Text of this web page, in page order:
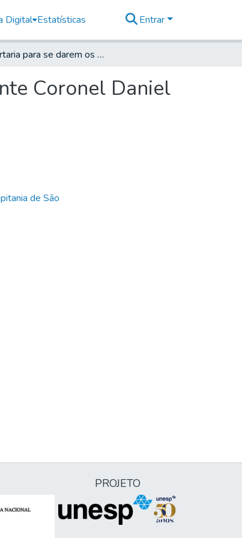
Digital Estatísticas Entrar
Portaria para se darem os Auxílios que carecer o Tenente Coronel Daniel Pedro Müler que segue em deligência para Santos
Coronel Daniel
de São
PROJETO